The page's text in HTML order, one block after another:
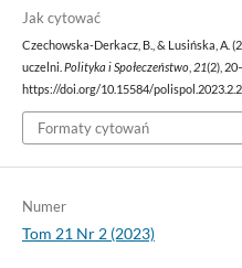
Jak cytować
Czechowska-Derkacz, B., & Lusińska, A.
uczelni. Polityka i Społeczeństwo, 21(2),
https://doi.org/10.15584/polispol.2023.2.2
Formaty cytowań
Numer
Tom 21 Nr 2 (2023)